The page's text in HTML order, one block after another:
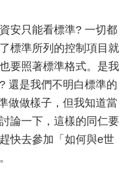
安只能看標準? 一切都
標準所列的控制項目就
要照著標準格式。是我
還是我們不明白標準的
做做樣子，但我知道當
論一下，這樣的同仁要
快去參加「如何與e世